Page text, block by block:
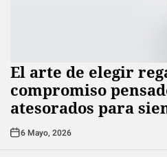
El arte de elegir
compromiso
atesorados para
6 Mayo, 2026